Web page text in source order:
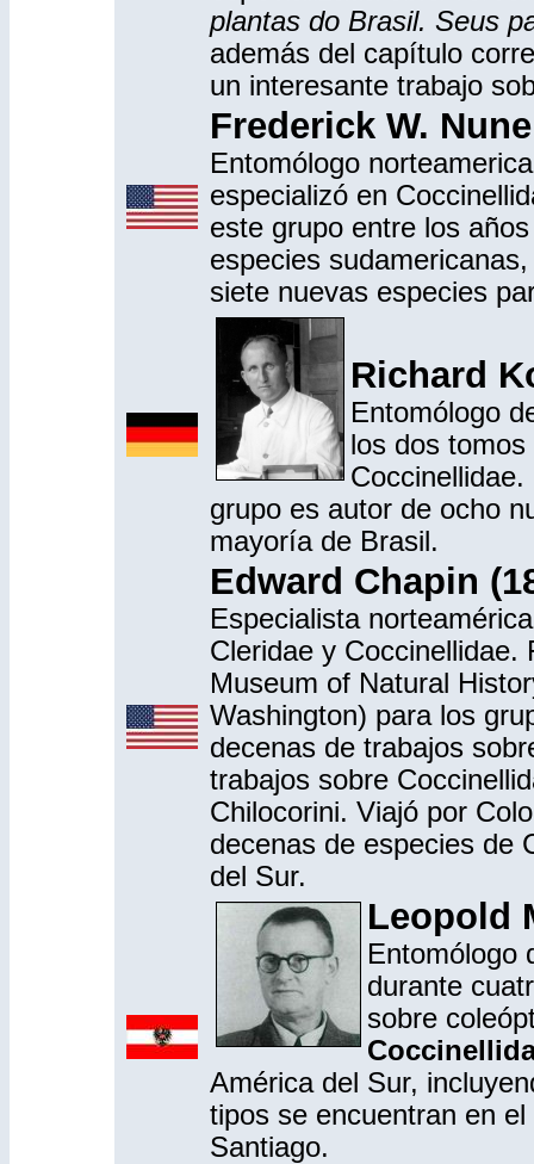
plantas do Brasil. Seus
además del capítulo
un interesante trabajo
Frederick W.
Entomólogo
especializó en
este grupo entre los
especies
siete nuevas especies
Richard
Entomólogo
los dos
grupo es autor de ocho
mayoría de Brasil.
Edward Chapin
Especialista
Cleridae y Coccinellidae.
Museum of Natural
Washington) para los
decenas de trabajos
trabajos sobre
Chilocorini. Viajó por
decenas de especies de
del Sur.
Leopold
Entomólogo
durante
sobre
América del Sur,
tipos se encuentran en
Santiago.